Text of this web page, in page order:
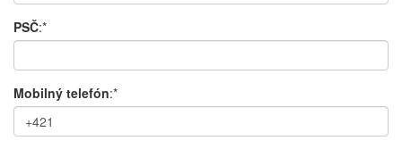
PSČ:*
Mobilný telefón:*